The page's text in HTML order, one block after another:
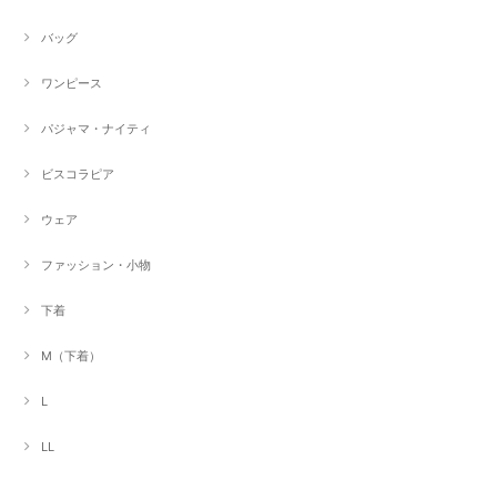
バッグ
ワンピース
パジャマ・ナイティ
ビスコラピア
ウェア
ファッション・小物
下着
M（下着）
L
LL